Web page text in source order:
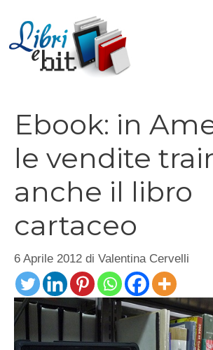
contenuto
Ebook: in
le vendite
anche il libro
cartaceo
6 Aprile 2012 di Valentina Cervelli